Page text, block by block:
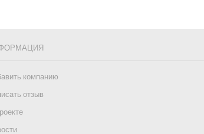
компанию
отзыв